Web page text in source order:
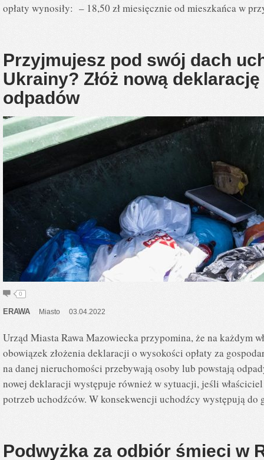
opłaty wynosiły: – 18,50 zł miesięcznie od mieszkańca w
Przyjmujesz pod swój dach
Ukrainy? Złóż nową
odpadów
0
ERAWA Miasto 03.04.2022
Urząd Miasta Rawa Mazowiecka przypomina, że na każdym
obowiązek złożenia deklaracji o wysokości opłaty za
na danej nieruchomości przebywają osoby lub powstają
nowej deklaracji występuje również w sytuacji, jeśli
potrzeb uchodźców. W konsekwencji uchodźcy występują
Podwyżka za odbiór śmieci w